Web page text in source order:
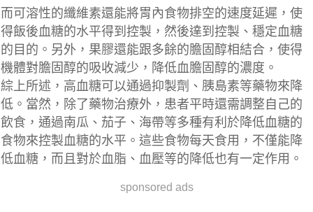
而可溶性的纖維素還能將胃內食物排空的速度延遲，使
得飯後血糖的水平得到控製，然後達到控製、穩定血糖
的目的。 另外，果膠還能跟多餘的膽固醇相結合，使得
機體對膽固醇的吸收減少，降低血膽固醇的濃度。
綜上所述，高血糖可以通過抑製劑、胰島素等藥物來降
低。當然，除了藥物治療外，患者平時還需調整自己的
飲食 ，通過南瓜、茄子、海帶等多種有利於降低血糖的
食物來控製血糖的水平。這些食物每天食用，不僅能降
低血糖 ，而且對於血脂、血壓等的降低也有一定作用。
sponsored ads